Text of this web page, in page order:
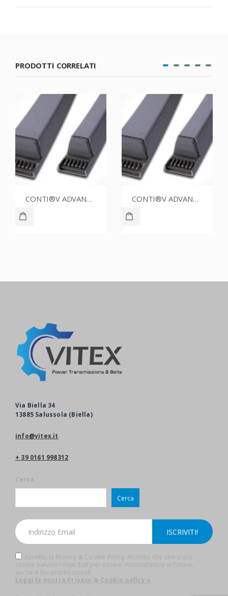
PRODOTTI CORRELATI
CONTI®V ADVANCE SPZ1212CR CONTI®V ADVANCE SPZ1700CR
Via Biella 34
13885 Salussola (Biella)
info@vitex.it
+ 39 0161 998312
Cerca
Cerca
Accetto la Privacy & Cookie Policy. Accetto che uno o più
cookie salvino i miei dati per essere ricontattato/a in futuro,
anche a fini promozionali.
Leggi la nostra Privacy & Cookie policy »